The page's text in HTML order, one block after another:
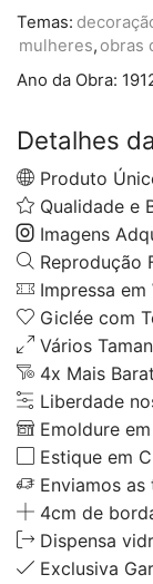
Temas:
mulheres, obras
Ano da Obra:
Detalhes
Produto
Qualidade e
Imagens
Reprodução
Impressa em
Giclée com
Vários
4x Mais
Liberdade
Emoldure
Estique em
Enviamos as
4cm de
Dispensa
Exclusiva